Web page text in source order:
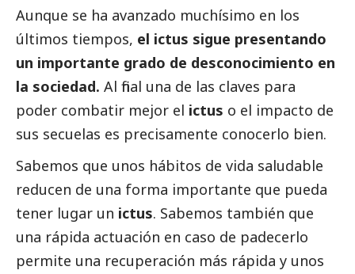
Aunque se ha avanzado muchísimo en los
últimos tiempos, el ictus sigue presentando
un importante grado de desconocimiento en
la sociedad. Al final una de las claves para
poder combatir mejor el ictus o el impacto de
sus secuelas es precisamente conocerlo bien.
Sabemos que unos hábitos de vida saludable
reducen de una forma importante que pueda
tener lugar un ictus. Sabemos también que
una rápida actuación en caso de padecerlo
permite una recuperación más rápida y unos